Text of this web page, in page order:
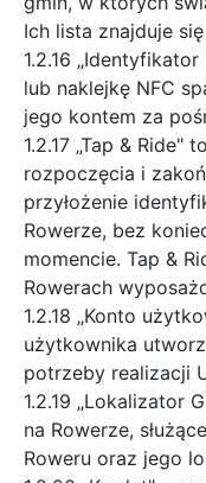
Ich lista znajduje
1.2.16
lub naklejkę NFC
jego kontem za
1.2.17 „Tap &
rozpoczęcia i
przyłożenie
Rowerze, bez
momencie. Tap &
Rowerach
1.2.18 „Konto
użytkownika
potrzeby realizacji
1.2.19 „Lokalizator
na Rowerze,
Roweru oraz jego